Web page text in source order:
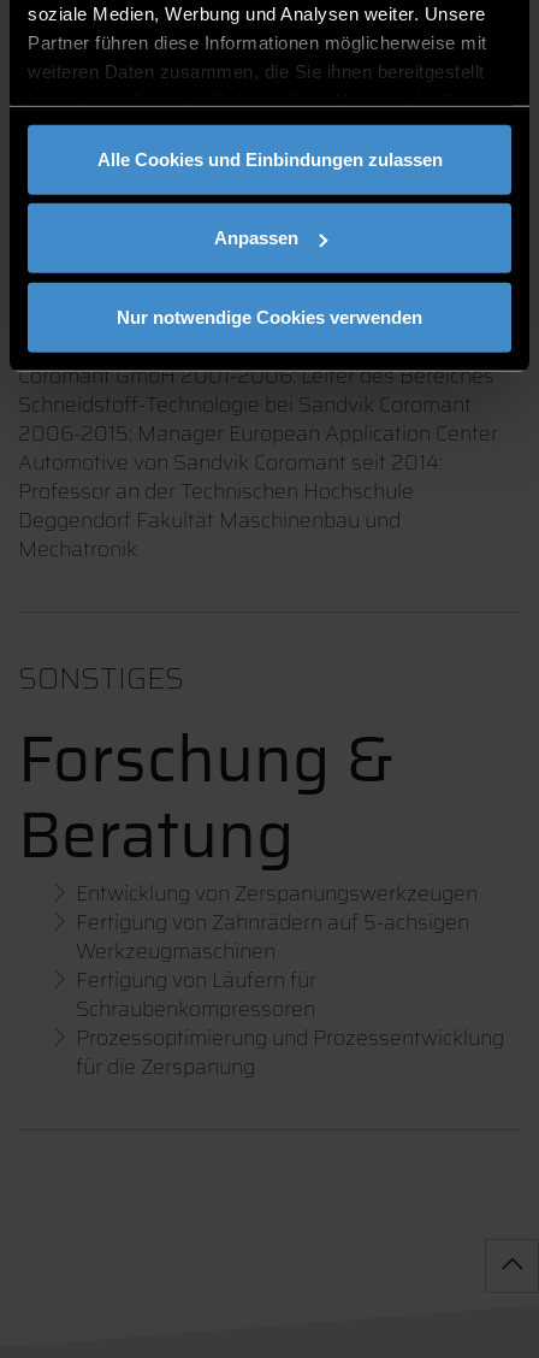
soziale Medien, Werbung und Analysen weiter. Unsere
Partner führen diese Informationen möglicherweise mit
weiteren Daten zusammen, die Sie ihnen bereitgestellt
gesammelt haben.
Alle Cookies und Einbindungen zulassen
Anpassen
Nur notwendige Cookies verwenden
Verzahnungsfräsen
Bearbeitungszyklen für Werkzeugmaschinen
sowie deren Programmierung
VITA
1991-1992: Wissenschaftlicher Assistent an der TU
Hamburg-Harburg 1992-1994: Leiter des Teams
Zerspantechnologie an der TU Hamburg-Harburg
1994-2001: Produktmanager bei der Sandvik
Coromant GmbH 2001-2006: Leiter des Bereiches
Schneidstoff-Technologie bei Sandvik Coromant
2006-2015: Manager European Application Center
Automotive von Sandvik Coromant seit 2014:
Professor an der Technischen Hochschule
Deggendorf Fakultät Maschinenbau und
Mechatronik
SONSTIGES
Forschung &
Beratung
Entwicklung von Zerspanungswerkzeugen
Fertigung von Zahnrädern auf 5-achsigen
Werkzeugmaschinen
Fertigung von Läufern für
Schraubenkompressoren
Prozessoptimierung und Prozessentwicklung
für die Zerspanung